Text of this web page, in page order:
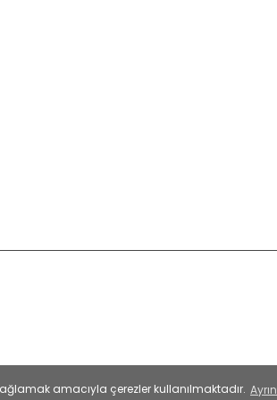
amacıyla çerezler kullanılmaktadır.